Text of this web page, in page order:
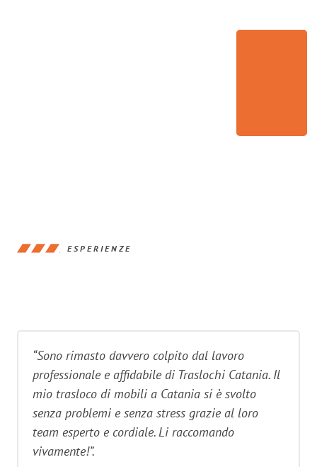
ESPERIENZE
“Sono rimasto davvero colpito dal lavoro
professionale e affidabile di Traslochi Catania. Il
mio trasloco di mobili a Catania si è svolto
senza problemi e senza stress grazie al loro
team esperto e cordiale. Li raccomando
vivamente!”.